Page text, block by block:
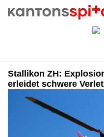
Stallikon ZH:
erleidet schwere